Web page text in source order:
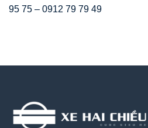
95 75 – 0912 79 79 49